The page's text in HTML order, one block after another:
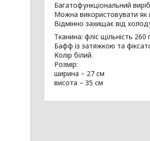
Багатофункціональний
Можна використовувати
Відмінно захищає від
Тканина: фліс щільність 260
Бафф із затяжкою та
Колір білий.
Розмір:
ширина – 27 см
висота – 35 см